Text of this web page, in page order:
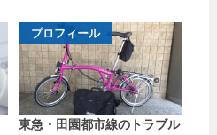
プロフィール
東急・田園都市線のトラブル